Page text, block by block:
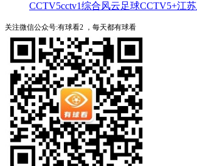
CCTV5cctv1综合风云足球CCTV5+江
关注微信公众号:有球看2 ，每天都有球看